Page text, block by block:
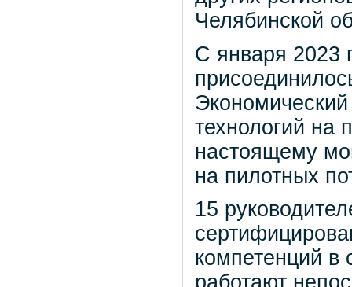
Челябинской
С января 2023
технологий на
настоящему
на пилотных
15
компетенций в